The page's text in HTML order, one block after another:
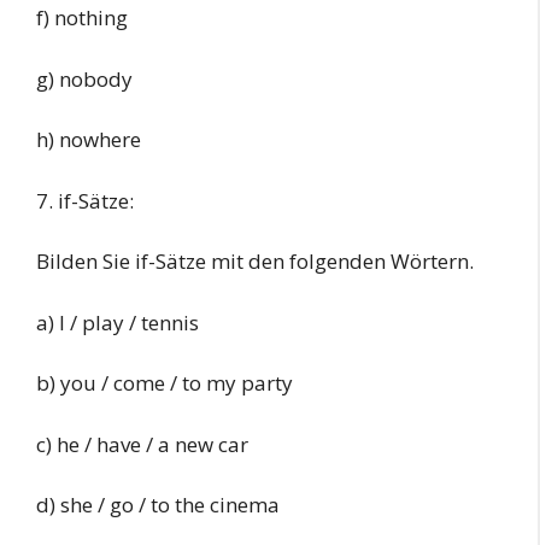
f) nothing
g) nobody
h) nowhere
7. if-Sätze:
Bilden Sie if-Sätze mit den folgenden Wörtern.
a) I / play / tennis
b) you / come / to my party
c) he / have / a new car
d) she / go / to the cinema